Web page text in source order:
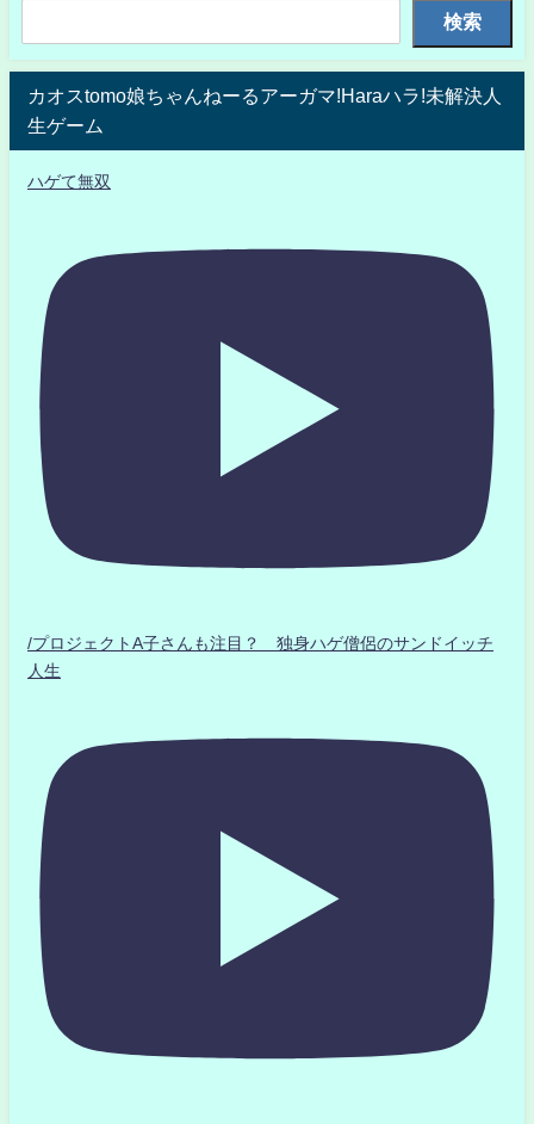
検索
カオスtomo娘ちゃんねーるアーガマ!Haraハラ!未解決人
生ゲーム
ハゲて無双
/プロジェクトA子さんも注目？ 独身ハゲ僧侶のサンドイッチ
人生